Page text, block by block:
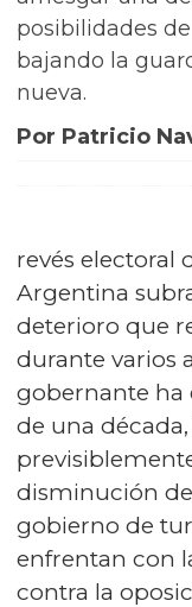
posibilidades
bajando la
nueva.
Por Patricio
revés electoral
Argentina
deterioro que
durante varios
gobernante ha
de una
disminución
gobierno de
enfrentan con
contra la